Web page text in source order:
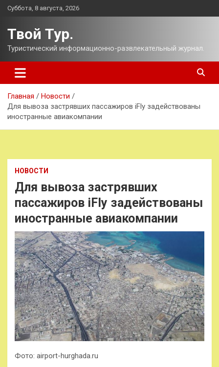
Перейти
Суббота, 8 августа, 2026
Твой Тур.
Туристический информационно-развлекательный журнал.
Главная
Новости
Для вывоза застрявших пассажиров iFly задействованы
иностранные авиакомпании
НОВОСТИ
Для вывоза застрявших
пассажиров iFly задействованы
иностранные авиакомпании
Фото: airport-hurghada.ru